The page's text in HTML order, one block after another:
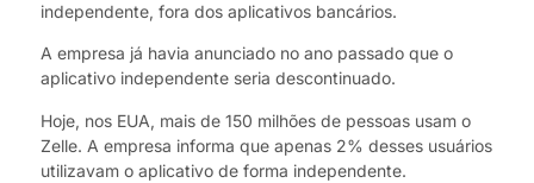
independente, fora dos aplicativos bancários.
A empresa já havia anunciado no ano passado que o
aplicativo independente seria descontinuado.
Hoje, nos EUA, mais de 150 milhões de pessoas usam o
Zelle. A empresa informa que apenas 2% desses usuários
utilizavam o aplicativo de forma independente.